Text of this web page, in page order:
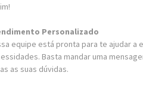
Personalizado
equipe está pronta para te ajudar
Basta mandar uma
as suas dúvidas.